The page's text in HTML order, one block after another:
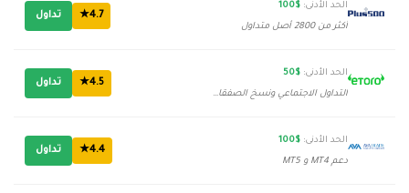
الحد الأدنى: $100
أكثر من 2800 أصل متداول
4.7★ تداول
الحد الأدنى: $50
التداول الاجتماعي ونسخ الصفقات
4.5★ تداول
الحد الأدنى: $100
دعم MT4 و MT5
4.4★ تداول